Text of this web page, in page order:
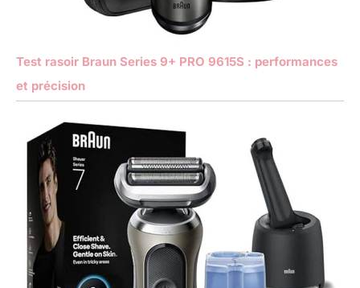
Test rasoir Braun Series 9+ PRO 9615S : performances
et précision